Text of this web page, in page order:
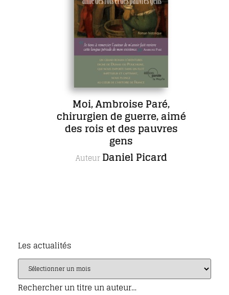
Moi, Ambroise Paré,
chirurgien de guerre, aimé
des rois et des pauvres
gens
AuteurDaniel Picard
Les actualités
Rechercher un titre un auteur…